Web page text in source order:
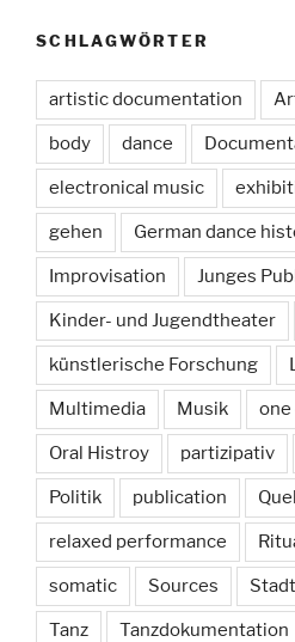
SCHLAGWÖRTER
artistic documentation
body dance
electronical music
gehen German dance
Improvisation Junges
Kinder- und Jugendtheater
künstlerische Forschung
Multimedia Musik one
Oral Histroy partizipativ
Politik publication
relaxed performance
somatic Sources Stadt
Tanz Tanzdokumentation